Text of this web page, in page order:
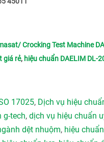
Crocking Test Machine
giá rẻ, hiệu chuẩn DAELIM DL-
17025, Dịch vụ hiệu
g-tech, dịch vụ hiệu chuẩn
dệt nhuộm, hiệu